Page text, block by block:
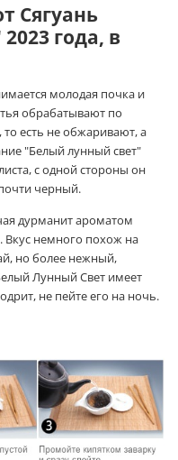
Сягуань
года, в
молодая почка и
обрабатывают по
то есть не обжаривают, а
"Белый лунный свет"
с одной стороны он
черный.
дурманитароматом
Вкус немного похож на
но более нежный,
Лунный Свет имеет
не пейте его на ночь.